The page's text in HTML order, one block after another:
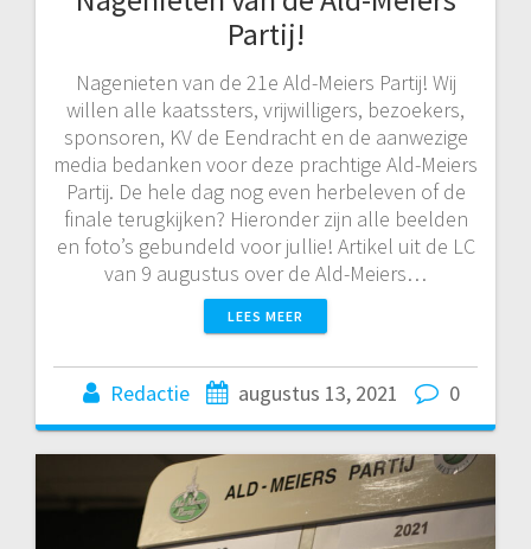
Partij!
Nagenieten van de 21e Ald-Meiers Partij! Wij
willen alle kaatssters, vrijwilligers, bezoekers,
sponsoren, KV de Eendracht en de aanwezige
media bedanken voor deze prachtige Ald-Meiers
Partij. De hele dag nog even herbeleven of de
finale terugkijken? Hieronder zijn alle beelden
en foto’s gebundeld voor jullie! Artikel uit de LC
van 9 augustus over de Ald-Meiers…
LEES MEER
Redactie augustus 13, 2021 0